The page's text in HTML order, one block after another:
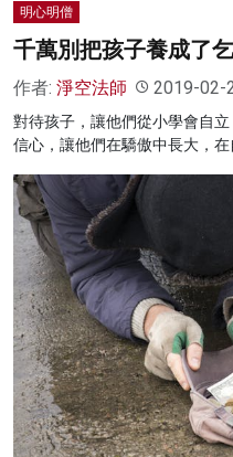
明心明僧
千萬別把孩子養成了乞
作者: 淨空法師 2019-02-
對待孩子，讓他們從小學會自
信心，讓他們在驕傲中長大，在